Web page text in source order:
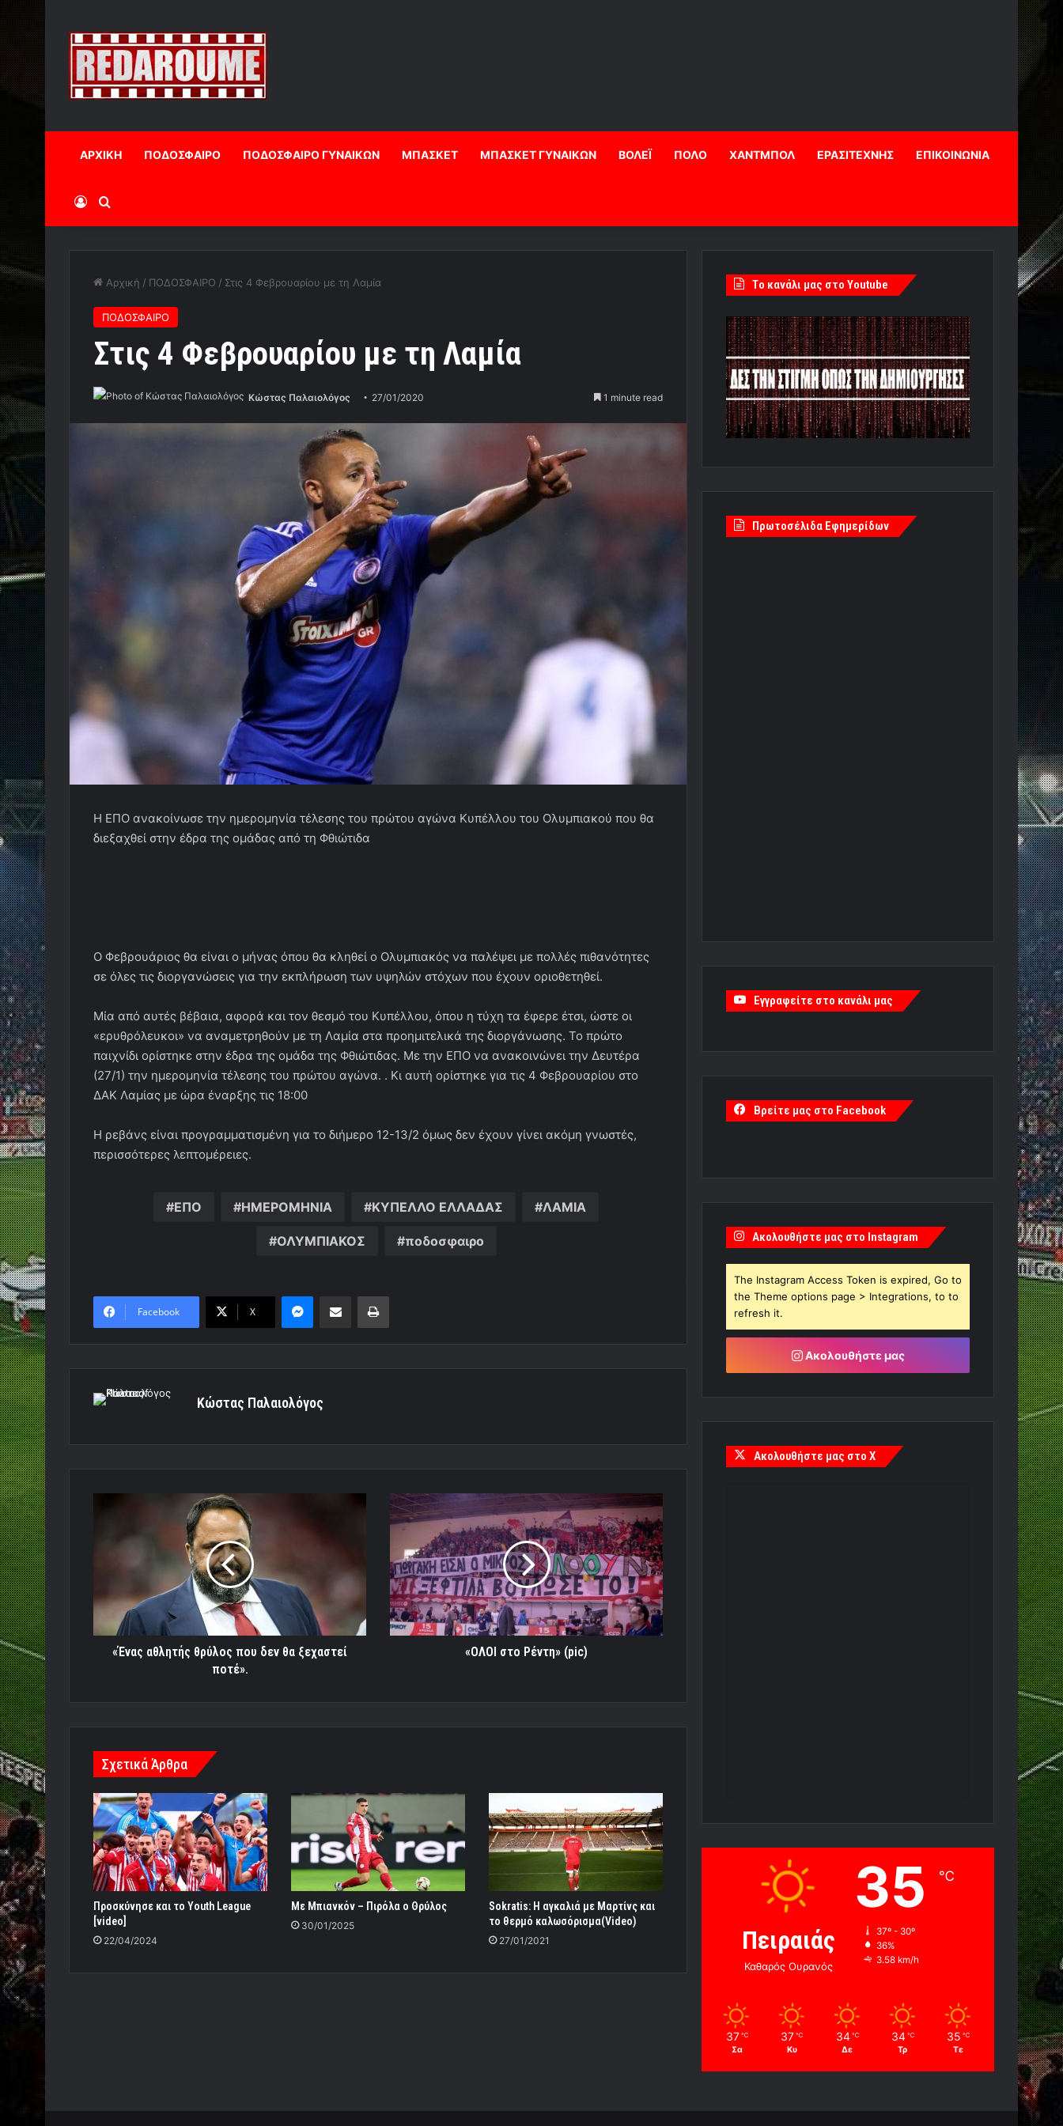
ΑΡΧΙΚΗ ΠΟΔΟΣΦΑΙΡΟ ΠΟΔΟΣΦΑΙΡΟ ΓΥΝΑΙΚΩΝ ΜΠΑΣΚΕΤ ΜΠΑΣΚΕΤ ΓΥΝΑΙΚΩΝ ΒΟΛΕΪ ΠΟΛΟ ΧΑΝΤΜΠΟΛ ΕΡΑΣΙΤΕΧΝΗΣ ΕΠΙΚΟΙΝΩΝΙΑ
Log InΑναζήτηση
Αρχική / ΠΟΔΟΣΦΑΙΡΟ / Στις 4 Φεβρουαρίου με τη Λαμία
ΠΟΔΟΣΦΑΙΡΟ
Στις 4 Φεβρουαρίου με τη Λαμία
Κώστας Παλαιολόγος 27/01/2020 1 minute read
Η ΕΠΟ ανακοίνωσε την ημερομηνία τέλεσης του πρώτου αγώνα Κυπέλλου του Ολυμπιακού που θα
διεξαχθεί στην έδρα της ομάδας από τη Φθιώτιδα
Ο Φεβρουάριος θα είναι ο μήνας όπου θα κληθεί ο Ολυμπιακός να παλέψει με πολλές πιθανότητες
σε όλες τις διοργανώσεις για την εκπλήρωση των υψηλών στόχων που έχουν οριοθετηθεί.
Μία από αυτές βέβαια, αφορά και τον θεσμό του Κυπέλλου, όπου η τύχη τα έφερε έτσι, ώστε οι
«ερυθρόλευκοι» να αναμετρηθούν με τη Λαμία στα προημιτελικά της διοργάνωσης. Το πρώτο
παιχνίδι ορίστηκε στην έδρα της ομάδα της Φθιώτιδας. Με την ΕΠΟ να ανακοινώνει την Δευτέρα
(27/1) την ημερομηνία τέλεσης του πρώτου αγώνα. . Κι αυτή ορίστηκε για τις 4 Φεβρουαρίου στο
ΔΑΚ Λαμίας με ώρα έναρξης τις 18:00
Η ρεβάνς είναι προγραμματισμένη για το διήμερο 12-13/2 όμως δεν έχουν γίνει ακόμη γνωστές,
περισσότερες λεπτομέρειες.
ΕΠΟ ΗΜΕΡΟΜΗΝΙΑ ΚΥΠΕΛΛΟ ΕΛΛΑΔΑΣ ΛΑΜΙΑ
ΟΛΥΜΠΙΑΚΟΣ ποδοσφαιρο
Facebook X
MessengerΚοινοποίηση μέσω ηλεκτρονικού ταχυδρομείουΕκτύπωση
Κώστας Παλαιολόγος
ξεχαστεί
ποτέ».
«Ένας αθλητής θρύλος που δεν θα ξεχαστεί
ποτέ».
«ΟΛΟΙ
στο
Ρέντη»
(pic)
«ΟΛΟΙ στο Ρέντη» (pic)
Σχετικά Άρθρα
Προσκύνησε και το Youth League
[video]
22/04/2024
Με Μπιανκόν – Πιρόλα ο Θρύλος
30/01/2025
Sokratis: Η αγκαλιά με Μαρτίνς και
το θερμό καλωσόρισμα(Video)
27/01/2021
Tο κανάλι μας στο Youtube
Πρωτοσέλιδα Εφημερίδων
Εγγραφείτε στο κανάλι μας
Βρείτε μας στο Facebook
Ακολουθήστε μας στο Instagram
The Instagram Access Token is expired, Go to
the Theme options page > Integrations, to to
refresh it.
Ακολουθήστε μας
Ακολουθήστε μας στο X
Πειραιάς
Καθαρός Ουρανός
35 ℃
37º - 30º
36%
3.58 km/h
37 ℃
Σα
37 ℃
Κυ
34 ℃
Δε
34 ℃
Τρ
35 ℃
Τε